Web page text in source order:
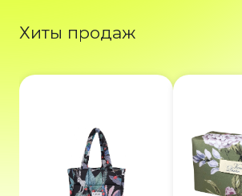
Хиты продаж